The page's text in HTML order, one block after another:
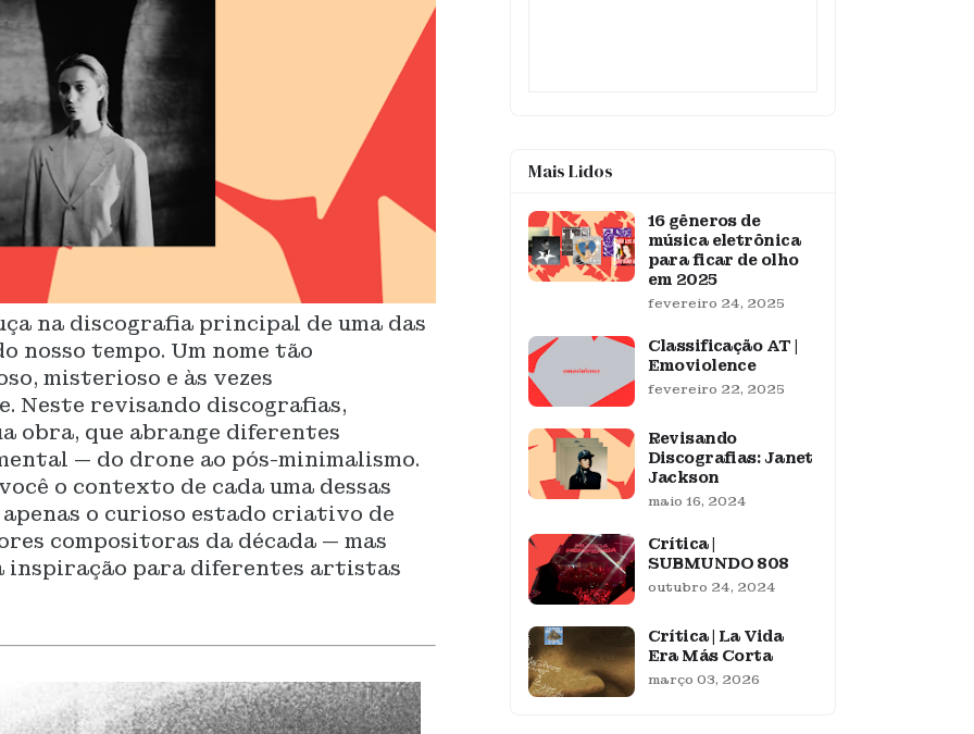
na discografia principal de uma das
nosso tempo. Um nome tão
misterioso e às vezes
Neste revisando discografias,
obra, que abrange diferentes
— do drone ao pós-minimalismo.
o contexto de cada uma dessas
o curioso estado criativo de
compositoras da década — mas
inspiração para diferentes artistas
Mais Lidos
16 gêneros de
música eletrônica
para ficar de olho
em 2025
fevereiro 24, 2025
Classificação AT |
Emoviolence
fevereiro 22, 2025
Revisando
Discografias: Janet
Jackson
maio 16, 2024
Crítica |
SUBMUNDO 808
outubro 24, 2024
Crítica | La Vida
Era Más Corta
março 03, 2026